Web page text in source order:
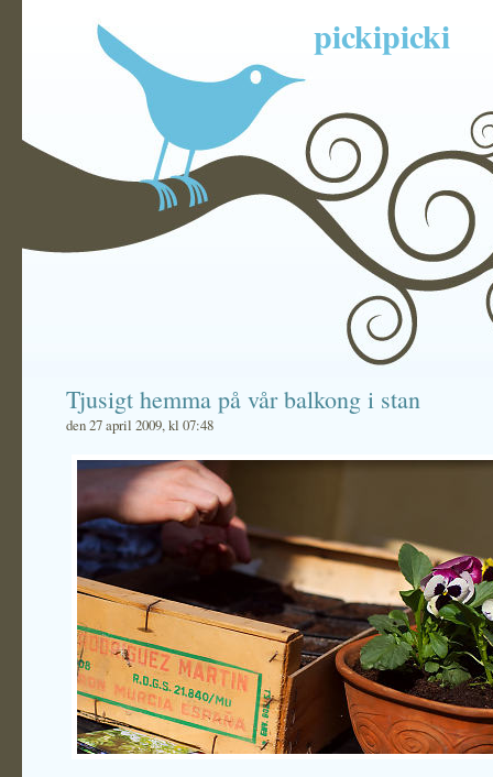
pickipicki
Tjusigt hemma på vår balkong i stan
den 27 april 2009, kl 07:48